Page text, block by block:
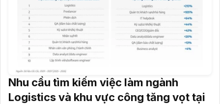
Nhu cầu tìm kiếm việc làm ngành
Logistics và khu vực công tăng vọt tại